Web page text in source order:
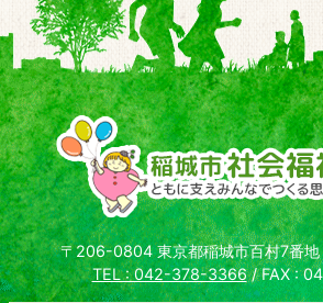
〒206-0804 東京都稲城市百村7番地
TEL : 042-378-3366/ FAX :